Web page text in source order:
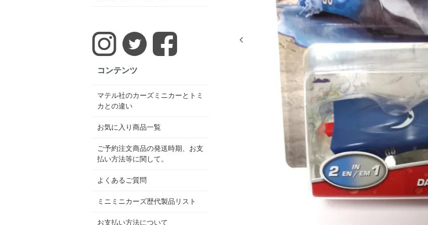
コンテンツ
マテル社のカーズミニカーとトミ
カとの違い
お気に入り商品一覧
ご予約注文商品の発送時期、お支
払い方法等に関して。
よくあるご質問
ミニミニカーズ歴代製品リスト
お支払い方法について